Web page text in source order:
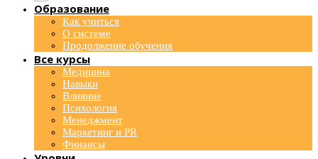
Образование
Как учиться
О системе
Продолжение обучения
Все курсы
Медицина
Навыки
Влияние
Психология
Менеджмент
Маркетинг и PR
Финансы